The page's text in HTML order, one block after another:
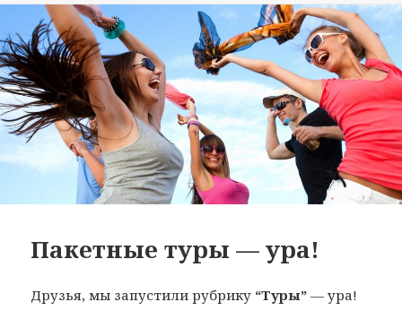
Пакетные туры — ура!
Друзья, мы запустили рубрику “Туры” — ура!